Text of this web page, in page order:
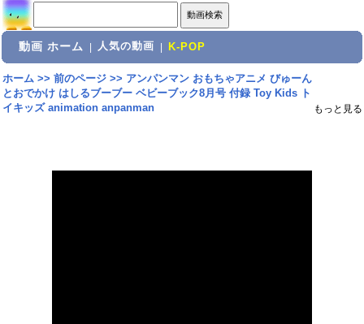
動画 ホーム 人気の動画 K-POP
ホーム>> 前のページ>> アンパンマン おもちゃアニメ びゅーん
とおでかけ はしるブーブー ベビーブック8月号 付録 Toy Kids ト
イキッズ animation anpanman
もっと見る